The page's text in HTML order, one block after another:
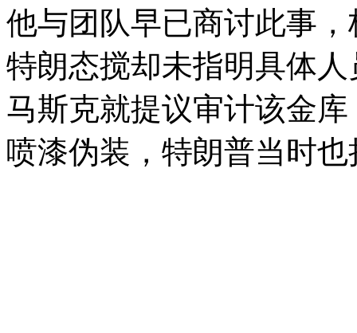
他与团队早已商讨此事
特朗态搅却未指明具体
马斯克就提议审计该金
喷漆伪装，特朗普当时